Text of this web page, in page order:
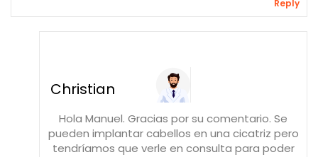
Reply
Christian
Hola Manuel. Gracias por su comentario. Se
pueden implantar cabellos en una cicatriz pero
tendríamos que verle en consulta para poder